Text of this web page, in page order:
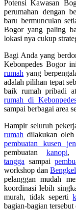
Potensi Kawasan
perumahan dengan
baru bermunculan
Bogor yang paling
lokasi nya cukup
Bagi Anda yang
Kebonpedes Bogor
rumah yang
adalah pilihan tepat
baik rumah pribadi
rumah di
sampai berbagai area
Hampir seluruh
rumah dilakukan
pembuatan kusen
pembuatan kanopi
tangga sampai
workshop dan
pelanggan mudah
koordinasi lebih
murah, tidak seperti
bagian-bagian